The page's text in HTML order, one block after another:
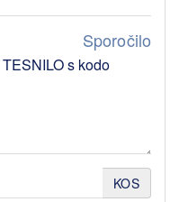
Sporočilo
KOS